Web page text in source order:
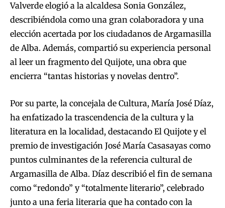
Valverde elogió a la alcaldesa Sonia González,
describiéndola como una gran colaboradora y una
elección acertada por los ciudadanos de Argamasilla
de Alba. Además, compartió su experiencia personal
al leer un fragmento del Quijote, una obra que
encierra “tantas historias y novelas dentro”.
Por su parte, la concejala de Cultura, María José Díaz,
ha enfatizado la trascendencia de la cultura y la
literatura en la localidad, destacando El Quijote y el
premio de investigación José María Casasayas como
puntos culminantes de la referencia cultural de
Argamasilla de Alba. Díaz describió el fin de semana
como “redondo” y “totalmente literario”, celebrado
junto a una feria literaria que ha contado con la